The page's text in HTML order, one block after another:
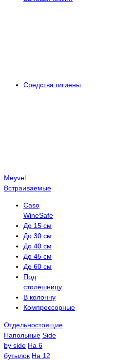
Средства гигиены
Meyvel
Встраиваемые
Caso
WineSafe
До 15 см
До 30 см
До 40 см
До 45 см
До 60 см
Под
столешницу
В колонну
Компрессорные
Отдельностоящие
Напольные Side
by side На 6
бутылок На 12